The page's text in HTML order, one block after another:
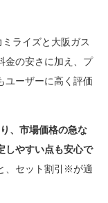
ライズと大阪ガス
金の安さに加え、プ
ユーザーに高く評価
、市場価格の急な
しやすい点も安心で
、セット割引※が適